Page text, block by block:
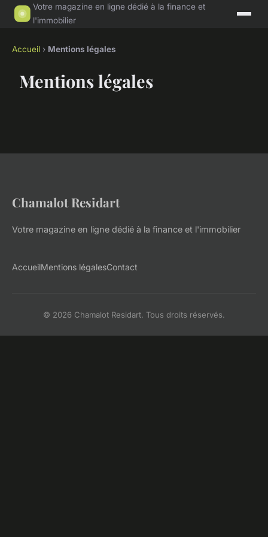
Votre magazine en ligne dédié à la finance et
l'immobilier
Accueil › Mentions légales
Mentions légales
Chamalot Residart
Votre magazine en ligne dédié à la finance et l'immobilier
AccueilMentions légalesContact
© 2026 Chamalot Residart. Tous droits réservés.